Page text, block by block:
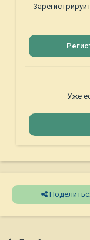
Уже